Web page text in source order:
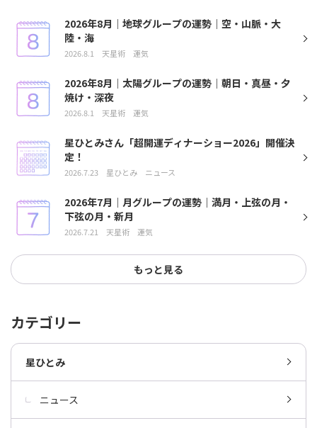
2026年8月｜地球グループの運勢｜空・山脈・大
陸・海
2026.8.1 天星術 運気
2026年8月｜太陽グループの運勢｜朝日・真昼・夕
焼け・深夜
2026.8.1 天星術 運気
星ひとみさん「超開運ディナーショー2026」開催決
定！
2026.7.23 星ひとみ ニュース
2026年7月｜月グループの運勢｜満月・上弦の月・
下弦の月・新月
2026.7.21 天星術 運気
もっと見る
カテゴリー
星ひとみ
ニュース